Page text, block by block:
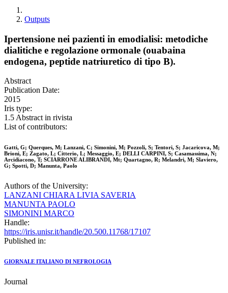
Outputs
Ipertensione nei pazienti in emodialisi: metodiche
dialitiche e regolazione ormonale (ouabaina
endogena, peptide natriuretico di tipo B).
Abstract
Publication Date:
2015
Iris type:
1.5 Abstract in rivista
List of contributors:
Gatti, G; Querques, M; Lanzani, C; Simonini, M; Pozzoli, S; Tentori, S; Jacaricova, M;
Brioni, E; Zagato, L; Citterio, L; Messaggio, E; DELLI CARPINI, S; Casamassima, N;
Arcidiacono, T; SCIARRONE ALIBRANDI, Mt; Quartagno, R; Melandri, M; Slaviero,
G; Spotti, D; Manunta, Paolo
Authors of the University:
LANZANI CHIARA LIVIA SAVERIA
MANUNTA PAOLO
SIMONINI MARCO
Handle:
https://iris.unisr.it/handle/20.500.11768/17107
Published in:
GIORNALE ITALIANO DI NEFROLOGIA
Journal